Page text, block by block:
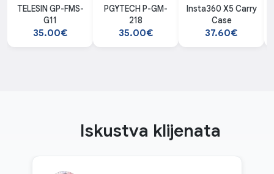
TELESIN GP-FMS-
G11
35.00€
PGYTECH P-GM-
218
35.00€
Insta360 X5 Carry
Case
37.60€
Iskustva klijenata